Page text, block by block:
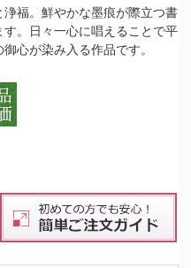
福。鮮やかな墨痕が際立つ書
。日々一心に唱えることで平
心が染み入る作品です。